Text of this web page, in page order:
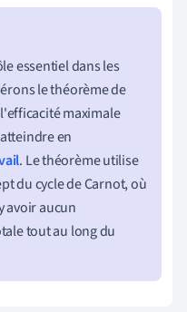
essentiel dans les
le théorème de
maximale
en
. Le théorème utilise
du cycle de Carnot, où
avoir aucun
tout au long du